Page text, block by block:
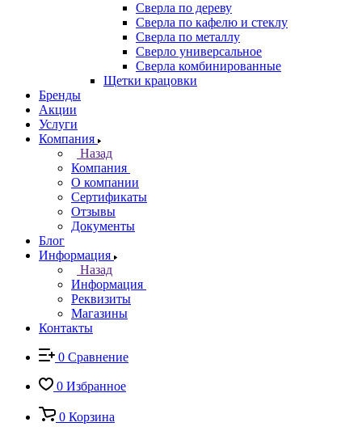
Сверла по дереву
Сверла по кафелю и стеклу
Сверла по металлу
Сверло универсальное
Сверла комбинированные
Щетки крацовки
Бренды
Акции
Услуги
Компания
Назад
Компания
О компании
Сертификаты
Отзывы
Документы
Блог
Информация
Назад
Информация
Реквизиты
Магазины
Контакты
0 Сравнение
0 Избранное
0 Корзина